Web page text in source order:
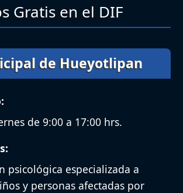
Gratis en el DIF
de Hueyotlipan
de 9:00 a 17:00 hrs.
psicológica especializada a
y personas afectadas por